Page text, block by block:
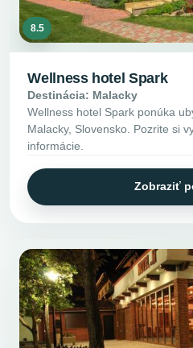
8.5
Wellness hotel Spark
Destinácia: Malacky
Wellness hotel Spark ponúka
Malacky, Slovensko. Pozrite si
informácie.
Zobraziť